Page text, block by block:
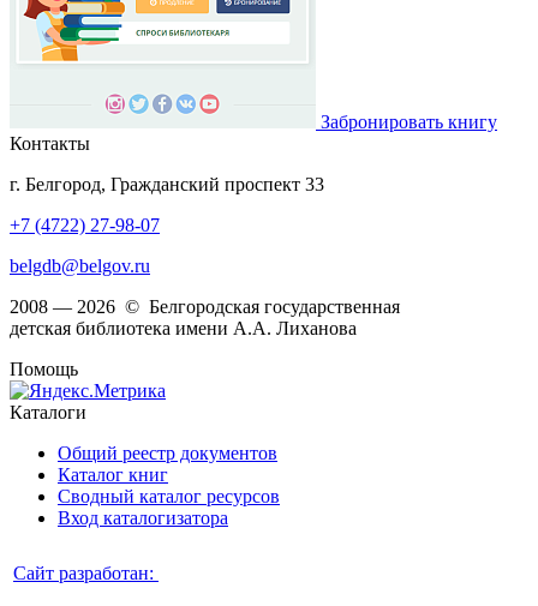
Забронировать книгу
Контакты
г. Белгород, Гражданский проспект 33
+7 (4722) 27-98-07
belgdb@belgov.ru
2008 — 2026 © Белгородская государственная
детская библиотека имени А.А. Лиханова
Помощь
Каталоги
Общий реестр документов
Каталог книг
Сводный каталог ресурсов
Вход каталогизатора
Сайт разработан: